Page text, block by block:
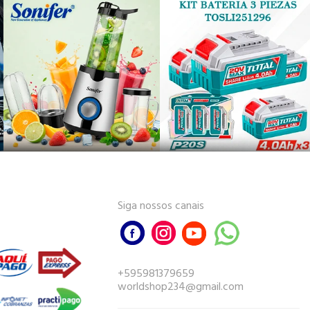
Siga nossos canais
+595981379659
worldshop234@gmail.com